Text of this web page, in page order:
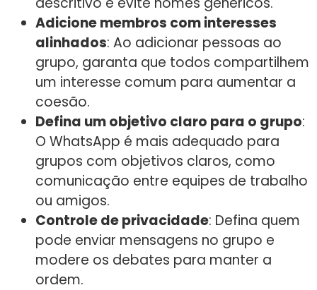
Adicione membros com interesses
alinhados: Ao adicionar pessoas ao
grupo, garanta que todos compartilhem
um interesse comum para aumentar a
coesão.
Defina um objetivo claro para o grupo:
O WhatsApp é mais adequado para
grupos com objetivos claros, como
comunicação entre equipes de trabalho
ou amigos.
Controle de privacidade: Defina quem
pode enviar mensagens no grupo e
modere os debates para manter a
ordem.